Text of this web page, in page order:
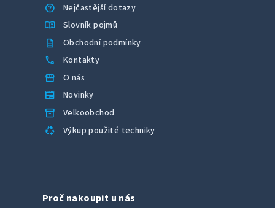
help
Nejčastější dotazy
menu_book Slovník pojmů
description Obchodní podmínky
call Kontakty
storefront O nás
newspaper Novinky
inventory_2 Velkoobchod
recycling Výkup použité techniky
Proč nakoupit u nás